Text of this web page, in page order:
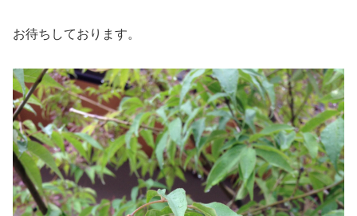
お待ちしております。